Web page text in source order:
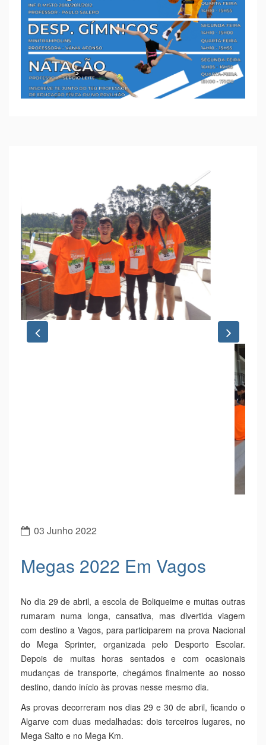
Previous
No dia 29 de abril, a escola de Boliqueime e muitas outras
rumaram numa longa, cansativa, mas divertida viagem
do Mega Sprinter, organizada pelo Desporto Escolar.
mudanças de transporte, chegámos finalmente ao nosso
As provas decorreram nos dias 29 e 30 de abril, ficando o
Mega Salto e no Mega Km.
são vencedores por chegarem a esta prova, e por
participarem todos com muito empenho e determinação,
estando todos de parabéns pelos excelentes resultados.
Escorregadelas e azares à parte, foi uma experiência muito
interessante e divertida, uma oportunidade de fazer novos
amigos e conhecer as “culturas” de outras regiões do país.
Por último queremos agradecer a Vagos pelo acolhimento
e acomodação prestados!
Obrigado!